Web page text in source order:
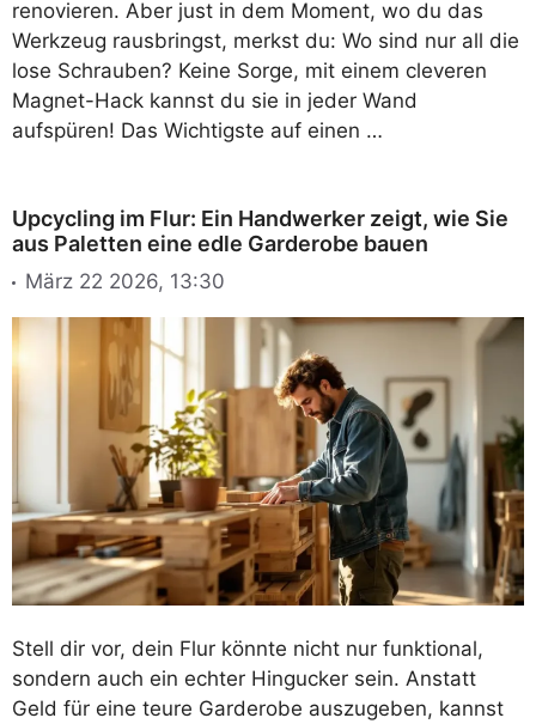
renovieren. Aber just in dem Moment, wo du das
Werkzeug rausbringst, merkst du: Wo sind nur all die
lose Schrauben? Keine Sorge, mit einem cleveren
Magnet-Hack kannst du sie in jeder Wand
aufspüren! Das Wichtigste auf einen …
Upcycling im Flur: Ein Handwerker zeigt, wie Sie
aus Paletten eine edle Garderobe bauen
März 22 2026, 13:30
Stell dir vor, dein Flur könnte nicht nur funktional,
sondern auch ein echter Hingucker sein. Anstatt
Geld für eine teure Garderobe auszugeben, kannst